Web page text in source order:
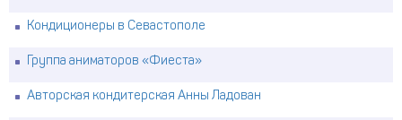
Кондиционеры в Севастополе
Группа аниматоров «Фиеста»
Авторская кондитерская Анны Ладован